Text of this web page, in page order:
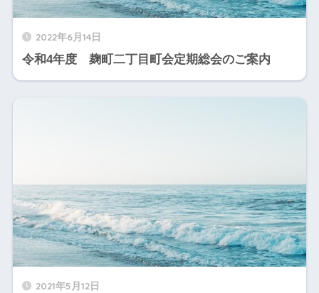
2022年6月14日
令和4年度 麹町二丁目町会定期総会のご案内
2021年5月12日